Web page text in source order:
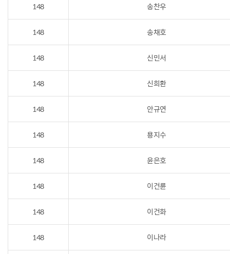
148 송찬우
148 송채호
148 신민서
148 신희환
148 안규연
148 용지수
148 윤은호
148 이건륜
148 이건화
148 이나라